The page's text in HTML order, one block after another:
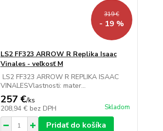
319 €
- 19 %
LS2 FF323 ARROW R Replika Isaac
Vinales - veľkosť M
LS2 FF323 ARROW R REPLIKA ISAAC
VINALESVlastnosti: mater...
257 €/ks
208,94 € bez DPH Skladom
Pridať do košíka